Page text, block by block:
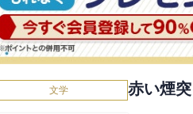
文学 赤い煙突